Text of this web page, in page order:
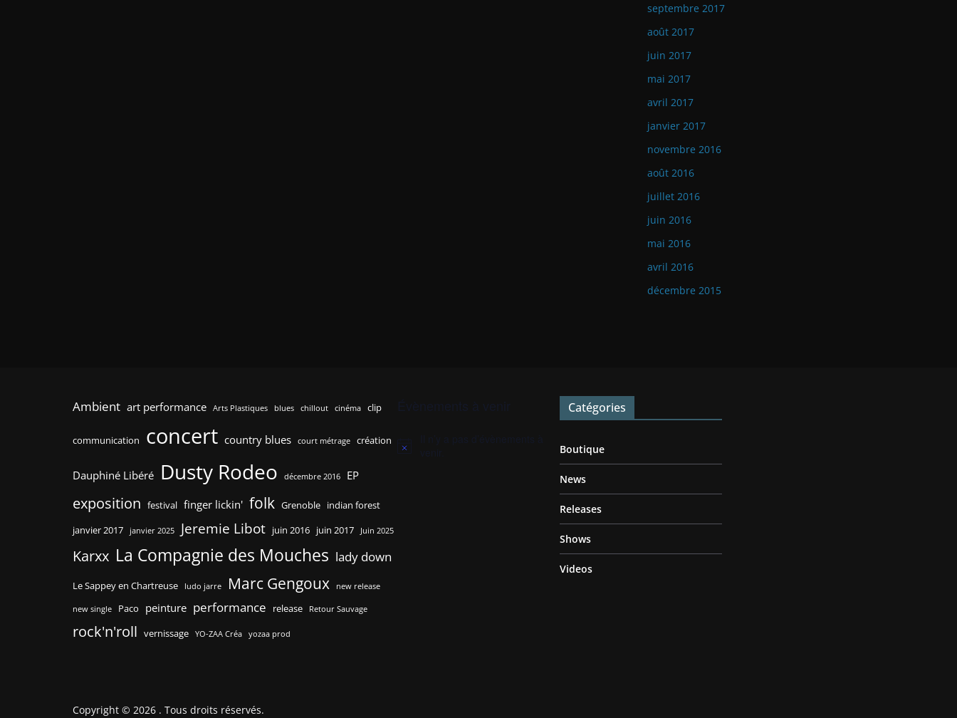
septembre 2017
août 2017
juin 2017
mai 2017
avril 2017
janvier 2017
novembre 2016
août 2016
juillet 2016
juin 2016
mai 2016
avril 2016
décembre 2015
Ambient art performance Arts Plastiques blues chillout cinéma clip
communication concert country blues court métrage création
Dauphiné Libéré Dusty Rodeo décembre 2016 EP
exposition festival finger lickin' folk Grenoble indian forest
janvier 2017
janvier 2025 Jeremie Libot juin 2016 juin 2017 Juin 2025
Karxx La Compagnie des Mouches lady down
Le Sappey en Chartreuse ludo jarre Marc Gengoux new release
new single Paco peinture performance release Retour Sauvage
rock'n'roll vernissage YO-ZAA Créa yozaa prod
N
Catégories
Boutique
News
Releases
Shows
Videos
Copyright © 2026 . Tous droits réservés.